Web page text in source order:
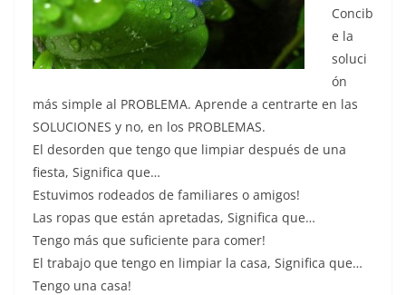
Concib
e la
soluci
ón
más simple al PROBLEMA. Aprende a centrarte en las
SOLUCIONES y no, en los PROBLEMAS.
El desorden que tengo que limpiar después de una
fiesta, Significa que…
Estuvimos rodeados de familiares o amigos!
Las ropas que están apretadas, Significa que…
Tengo más que suficiente para comer!
El trabajo que tengo en limpiar la casa, Significa que…
Tengo una casa!